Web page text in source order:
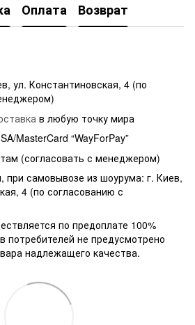
Оплата Возврат
ул. Константиновская, 4 (по
в любую точку мира
MasterCard “WayForPay”
(согласовать с менеджером)
при самовывозе из шоурума: г. Киев,
4 (по согласованию с
по предоплате 100%
потребителей не предусмотрено
надлежащего качества.